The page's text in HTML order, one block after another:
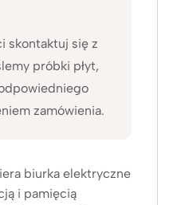
skontaktuj się z
próbki płyt,
zamówienia.
biurka elektryczne
i pamięcią